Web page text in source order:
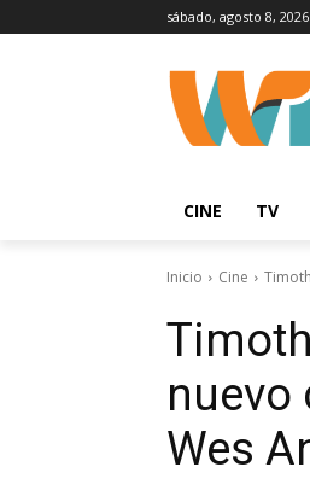
sábado, agosto 8, 2026
CINE TV
Inicio Cine
nuevo
Wes